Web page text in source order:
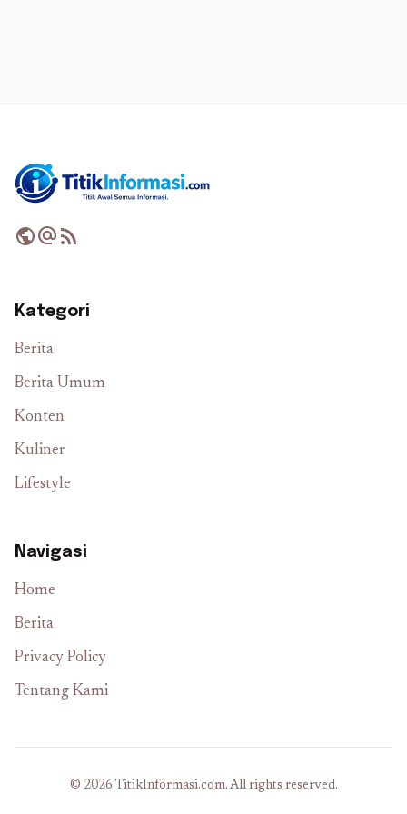
publicalternate_emailrss_feed
Kategori
Berita
Berita Umum
Konten
Kuliner
Lifestyle
Navigasi
Home
Berita
Privacy Policy
Tentang Kami
© 2026 TitikInformasi.com. All rights reserved.